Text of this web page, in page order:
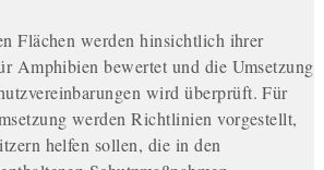
Flächen werden hinsichtlich ihrer
Amphibien bewertet und die Umsetzung
wird überprüft. Für
werden Richtlinien vorgestellt,
helfen sollen, die in den